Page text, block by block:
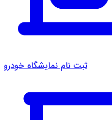
ثبت نام نمایشگاه خودرو